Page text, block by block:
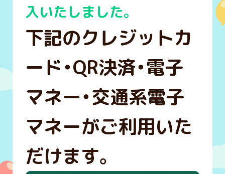
入いたしました。
下記のクレジットカ
ード・QR決済・電子
マネー・交通系電子
マネーがご利用いた
だけます。